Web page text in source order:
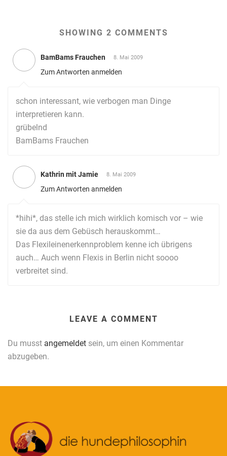
SHOWING 2 COMMENTS
BamBams Frauchen 8. Mai 2009
Zum Antworten anmelden
schon interessant, wie verbogen man Dinge
interpretieren kann.
grübelnd
BamBams Frauchen
Kathrin mit Jamie 8. Mai 2009
Zum Antworten anmelden
*hihi*, das stelle ich mich wirklich komisch vor – wie
sie da aus dem Gebüsch herauskommt…
Das Flexileinenerkennproblem kenne ich übrigens
auch… Auch wenn Flexis in Berlin nicht soooo
verbreitet sind.
LEAVE A COMMENT
Du musst angemeldet sein, um einen Kommentar
abzugeben.